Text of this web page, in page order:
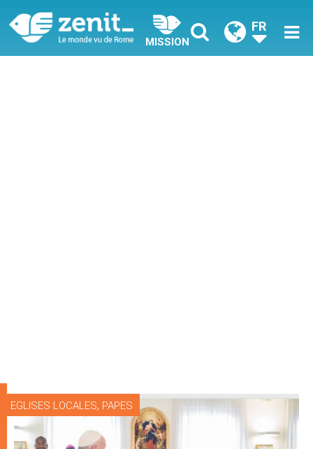
MISSION
FR
EGLISES LOCALES, PAPES